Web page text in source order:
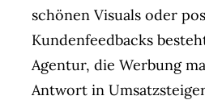
schönen Visuals oder
Kundenfeedbacks
Agentur, die Werbung
Antwort in